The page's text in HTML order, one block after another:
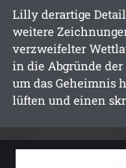
Lilly derartige
weitere
verzweifelter
in die Abgründe
um das Geheimnis
lüften und einen